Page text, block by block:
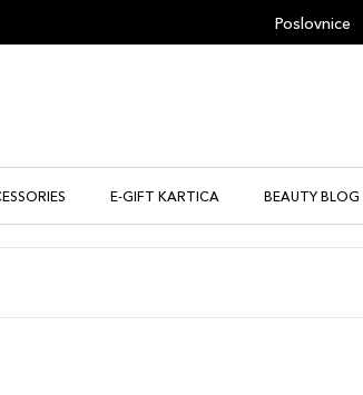
Poslovnice
E-GIFT KARTICA BEAUTY BLOG